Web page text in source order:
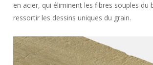
en acier, qui éliminent les fibres souples du
ressortir les dessins uniques du grain.